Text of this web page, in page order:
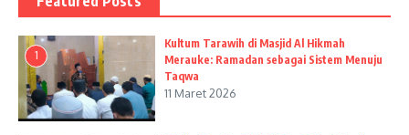
1
Kultum Tarawih di Masjid Al Hikmah
Merauke: Ramadan sebagai Sistem Menuju
Taqwa
11 Maret 2026